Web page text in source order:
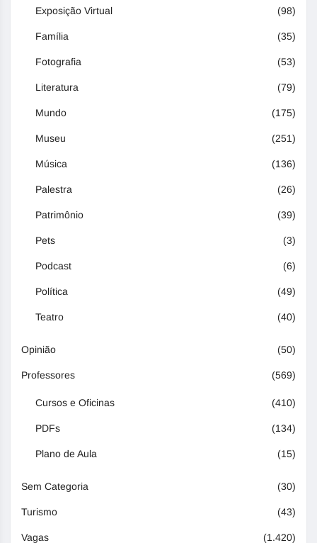
Exposição Virtual (98)
Família (35)
Fotografia (53)
Literatura (79)
Mundo (175)
Museu (251)
Música (136)
Palestra (26)
Patrimônio (39)
Pets (3)
Podcast (6)
Política (49)
Teatro (40)
Opinião (50)
Professores (569)
Cursos e Oficinas (410)
PDFs (134)
Plano de Aula (15)
Sem Categoria (30)
Turismo (43)
Vagas (1.420)